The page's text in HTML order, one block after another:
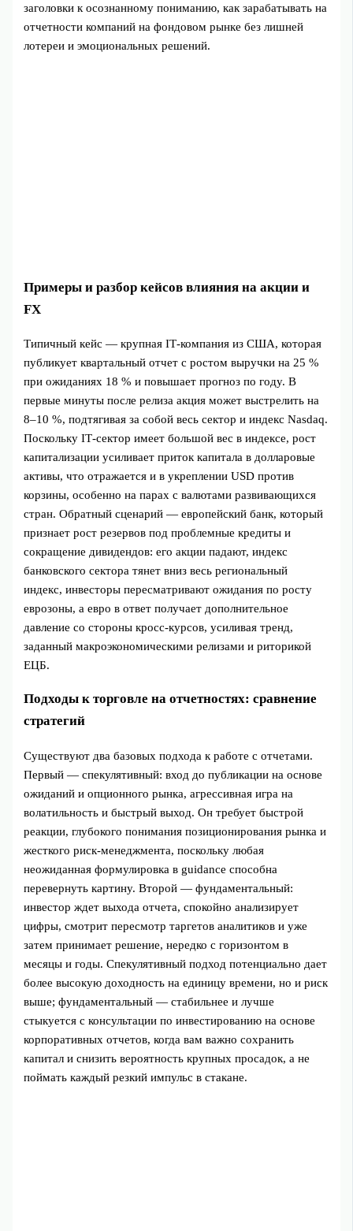
заголовки к осознанному пониманию, как зарабатывать на
отчетности компаний на фондовом рынке без лишней
лотереи и эмоциональных решений.
Примеры и разбор кейсов влияния на акции и
FX
Типичный кейс — крупная IT‑компания из США, которая
публикует квартальный отчет с ростом выручки на 25 %
при ожиданиях 18 % и повышает прогноз по году. В
первые минуты после релиза акция может выстрелить на
8–10 %, подтягивая за собой весь сектор и индекс Nasdaq.
Поскольку IT‑сектор имеет большой вес в индексе, рост
капитализации усиливает приток капитала в долларовые
активы, что отражается и в укреплении USD против
корзины, особенно на парах с валютами развивающихся
стран. Обратный сценарий — европейский банк, который
признает рост резервов под проблемные кредиты и
сокращение дивидендов: его акции падают, индекс
банковского сектора тянет вниз весь региональный
индекс, инвесторы пересматривают ожидания по росту
еврозоны, а евро в ответ получает дополнительное
давление со стороны кросс‑курсов, усиливая тренд,
заданный макроэкономическими релизами и риторикой
ЕЦБ.
Подходы к торговле на отчетностях: сравнение
стратегий
Существуют два базовых подхода к работе с отчетами.
Первый — спекулятивный: вход до публикации на основе
ожиданий и опционного рынка, агрессивная игра на
волатильность и быстрый выход. Он требует быстрой
реакции, глубокого понимания позиционирования рынка и
жесткого риск‑менеджмента, поскольку любая
неожиданная формулировка в guidance способна
перевернуть картину. Второй — фундаментальный:
инвестор ждет выхода отчета, спокойно анализирует
цифры, смотрит пересмотр таргетов аналитиков и уже
затем принимает решение, нередко с горизонтом в
месяцы и годы. Спекулятивный подход потенциально дает
более высокую доходность на единицу времени, но и риск
выше; фундаментальный — стабильнее и лучше
стыкуется с консультации по инвестированию на основе
корпоративных отчетов, когда вам важно сохранить
капитал и снизить вероятность крупных просадок, а не
поймать каждый резкий импульс в стакане.